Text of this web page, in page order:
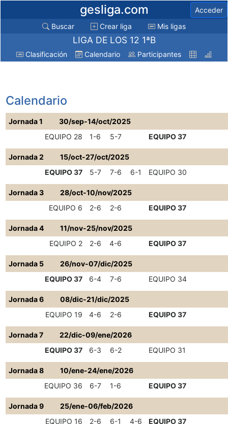
gesliga.com
Acceder
Buscar
Crear liga Mis ligas
LIGA DE LOS 12 1ªB
Clasificación Calendario Participantes
Calendario
Jornada 1
30/sep-14/oct/2025
EQUIPO 28
1-6 5-7 EQUIPO 37
Jornada 2
15/oct-27/oct/2025
EQUIPO 37
5-7 7-6 6-1 EQUIPO 30
Jornada 3
28/oct-10/nov/2025
EQUIPO 6
2-6 2-6 EQUIPO 37
Jornada 4
11/nov-25/nov/2025
EQUIPO 2
2-6 4-6 EQUIPO 37
Jornada 5
26/nov-07/dic/2025
EQUIPO 37
6-4 7-6 EQUIPO 34
Jornada 6
08/dic-21/dic/2025
EQUIPO 19
4-6 2-6 EQUIPO 37
Jornada 7
22/dic-09/ene/2026
EQUIPO 37
6-3 6-2 EQUIPO 31
Jornada 8
10/ene-24/ene/2026
EQUIPO 36
6-7 1-6 EQUIPO 37
Jornada 9
25/ene-06/feb/2026
EQUIPO 16
2-6 6-1 4-6 EQUIPO 37